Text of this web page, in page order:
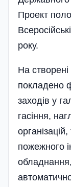
Проект
року.
На
покладено
заходів у
гасіння,
пожежного